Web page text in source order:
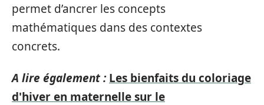
permet d’ancrer les concepts
mathématiques dans des contextes
concrets.
A lire également : Les bienfaits du coloriage
d'hiver en maternelle sur le